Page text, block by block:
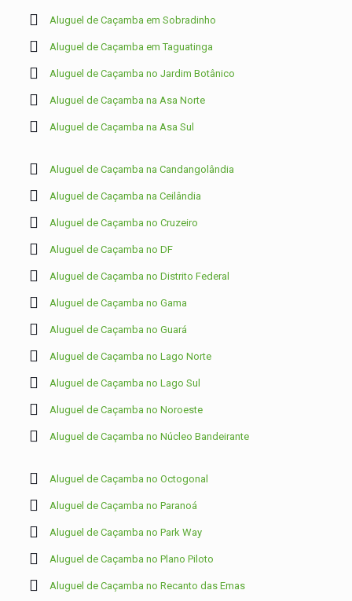
Aluguel de Caçamba em Sobradinho
Aluguel de Caçamba em Taguatinga
Aluguel de Caçamba no Jardim Botânico
Aluguel de Caçamba na Asa Norte
Aluguel de Caçamba na Asa Sul
Aluguel de Caçamba na Candangolândia
Aluguel de Caçamba na Ceilândia
Aluguel de Caçamba no Cruzeiro
Aluguel de Caçamba no DF
Aluguel de Caçamba no Distrito Federal
Aluguel de Caçamba no Gama
Aluguel de Caçamba no Guará
Aluguel de Caçamba no Lago Norte
Aluguel de Caçamba no Lago Sul
Aluguel de Caçamba no Noroeste
Aluguel de Caçamba no Núcleo Bandeirante
Aluguel de Caçamba no Octogonal
Aluguel de Caçamba no Paranoá
Aluguel de Caçamba no Park Way
Aluguel de Caçamba no Plano Piloto
Aluguel de Caçamba no Recanto das Emas